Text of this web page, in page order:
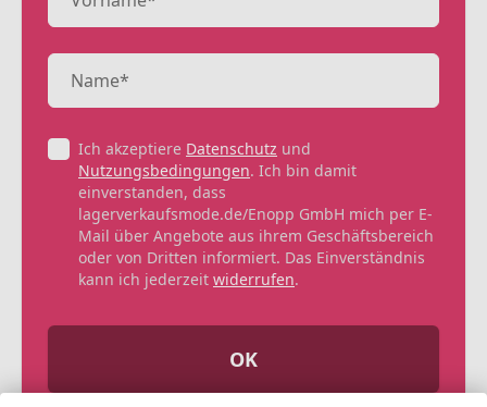
Ich akzeptiere Datenschutz und
Nutzungsbedingungen. Ich bin damit
einverstanden, dass
lagerverkaufsmode.de/Enopp GmbH mich per E-
Mail über Angebote aus ihrem Geschäftsbereich
oder von Dritten informiert. Das Einverständnis
kann ich jederzeit widerrufen.
OK